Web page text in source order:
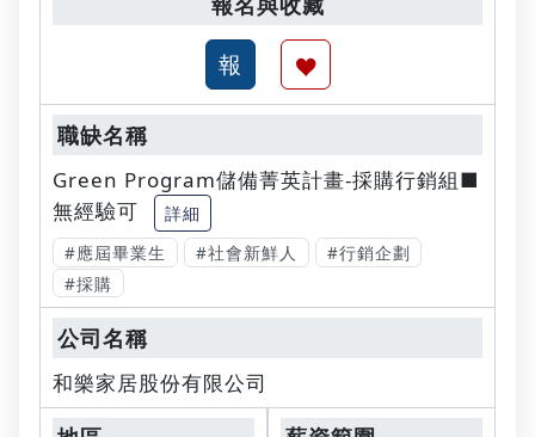
Green Program儲備菁英計畫-採購行銷組■
無經驗可
詳細
#應屆畢業生
#社會新鮮人
#行銷企劃
#採購
和樂家居股份有限公司